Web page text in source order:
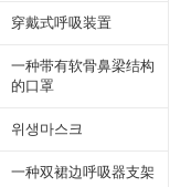
穿戴式呼吸装置
一种带有软骨鼻梁结构
的口罩
위생마스크
一种双裙边呼吸器支架